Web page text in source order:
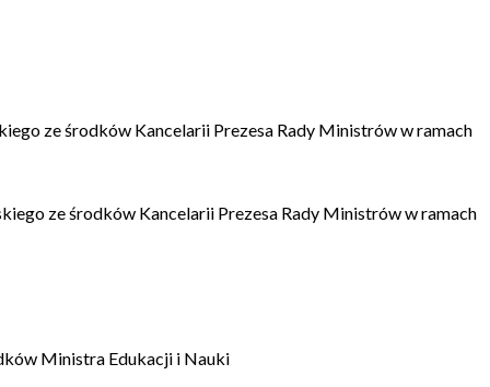
ze środków Kancelarii Prezesa Rady Ministrów w ramach
ze środków Kancelarii Prezesa Rady Ministrów w ramach
Ministra Edukacji i Nauki